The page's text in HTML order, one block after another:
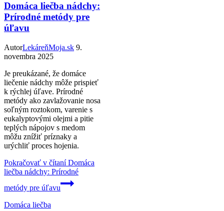
Domáca liečba nádchy:
Prírodné metódy pre
úľavu
AutorLekáreňMoja.sk 9.
novembra 2025
Je preukázané, že domáce
liečenie nádchy môže prispieť
k rýchlej úľave. Prírodné
metódy ako zavlažovanie nosa
soľným roztokom, varenie s
eukalyptovými olejmi a pitie
teplých nápojov s medom
môžu znížiť príznaky a
urýchliť proces hojenia.
Pokračovať v čítaníDomáca
liečba nádchy: Prírodné
metódy pre úľavu
Domáca liečba